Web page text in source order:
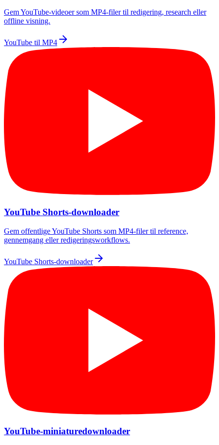
Gem YouTube-videoer som MP4-filer til redigering, research eller
offline visning.
YouTube til MP4
YouTube Shorts-downloader
Gem offentlige YouTube Shorts som MP4-filer til reference,
gennemgang eller redigeringsworkflows.
YouTube Shorts-downloader
YouTube-miniaturedownloader